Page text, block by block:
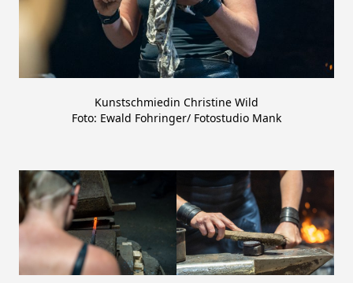
Kunstschmiedin Christine Wild
Foto: Ewald Fohringer/ Fotostudio Mank